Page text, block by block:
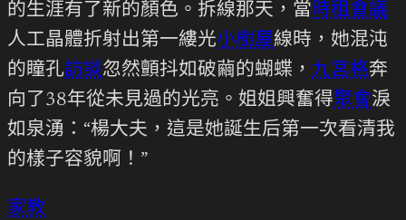
的生涯有了新的顏色。拆線那天，當時租會議
人工晶體折射出第一縷光小樹屋線時，她混沌
的瞳孔訪談忽然顫抖如破繭的蝴蝶， 九宮格奔
向了38年從未見過的光亮。姐姐興奮得聚會淚
如泉湧：“楊大夫，這是她誕生后第一次看清我
的樣子容貌啊！”
家教